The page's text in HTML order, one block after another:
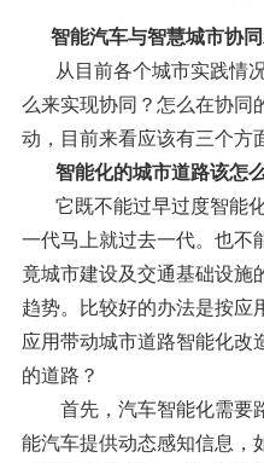
智能汽车与智慧城市协同
从目前各个城市实践情
么来实现协同？怎么在协同
动，目前来看应该有三个方
智能化的城市道路该怎
它既不能过早过度智能
一代马上就过去一代。也不
竟城市建设及交通基础设施
趋势。比较好的办法是按应
应用带动城市道路智能化改
的道路？
首先，汽车智能化需要
能汽车提供动态感知信息，